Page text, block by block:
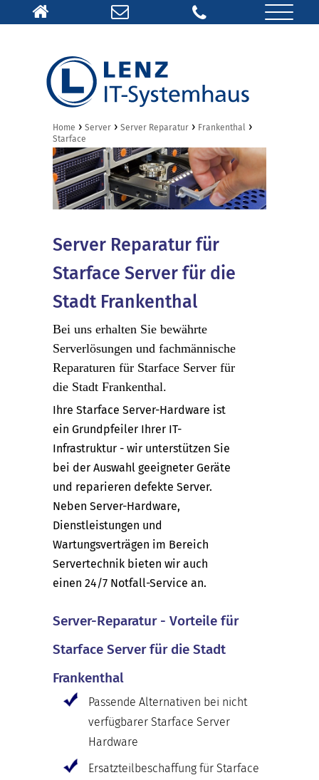
Home › Server › Server Reparatur › Frankenthal ›
Starface
Server Reparatur für
Starface Server für die
Stadt Frankenthal
Bei uns erhalten Sie bewährte
Serverlösungen und fachmännische
Reparaturen für Starface Server für
die Stadt Frankenthal.
Ihre Starface Server-Hardware ist
ein Grundpfeiler Ihrer IT-
Infrastruktur - wir unterstützen Sie
bei der Auswahl geeigneter Geräte
und reparieren defekte Server.
Neben Server-Hardware,
Dienstleistungen und
Wartungsverträgen im Bereich
Servertechnik bieten wir auch
einen 24/7 Notfall-Service an.
Server-Reparatur - Vorteile für
Starface Server für die Stadt
Frankenthal
Passende Alternativen bei nicht
verfügbarer Starface Server
Hardware
Ersatzteilbeschaffung für Starface